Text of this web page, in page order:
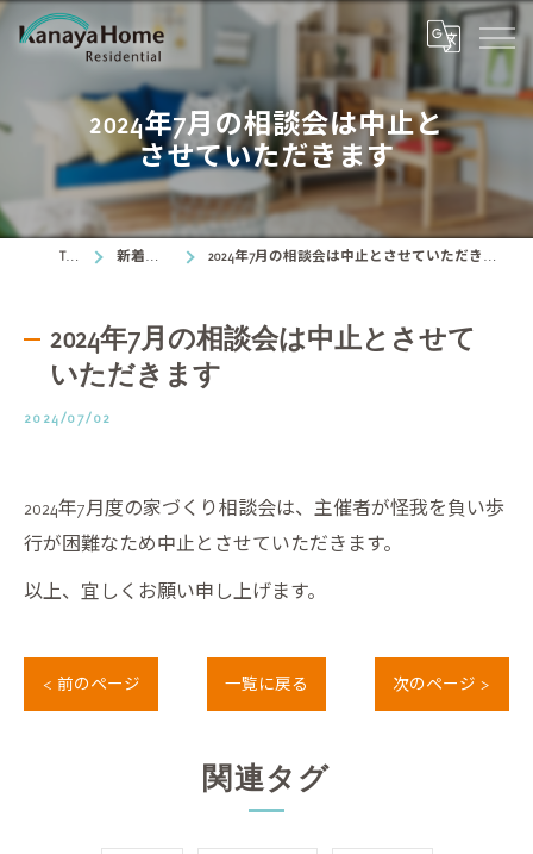
2024年7月の相談会は中止と
させていただきます
TOP 新着情報 2024年7月の相談会は中止とさせていただきます
2024年7月の相談会は中止とさせて
いただきます
2024/07/02
2024年7月度の家づくり相談会は、主催者が怪我を負い歩
行が困難なため中止とさせていただきます。
以上、宜しくお願い申し上げます。
< 前のページ 一覧に戻る 次のページ >
関連タグ